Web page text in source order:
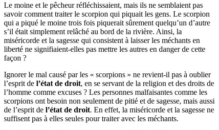
Le moine et le pêcheur réfléchissaient, mais ils ne semblaient pas
savoir comment traiter le scorpion qui piquait les gens. Le scorpion
qui a piqué le moine trois fois piquerait sûrement quelqu’un d’autre
s’il était simplement relâché au bord de la rivière. Ainsi, la
miséricorde et la sagesse qui consistent à laisser les méchants en
liberté ne signifiaient-elles pas mettre les autres en danger de cette
façon ?
Ignorer le mal causé par les « scorpions » ne revient-il pas à oublier
l’esprit de l’état de droit, en se servant de la religion et des droits de
l’homme comme excuses ? Les personnes malfaisantes comme les
scorpions ont besoin non seulement de pitié et de sagesse, mais aussi
de l’esprit de l’état de droit. En effet, la miséricorde et la sagesse ne
suffisent pas à elles seules pour traiter avec les méchants.